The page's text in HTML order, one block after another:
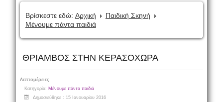
Βρίσκεστε εδώ: Αρχική
Παιδική Σκηνή
Μένουμε πάντα παιδιά
ΘΡΙΑΜΒΟΣ ΣΤΗΝ ΚΕΡΑΣΟΧΩΡΑ
Λεπτομέρειες
Κατηγορία: Μένουμε πάντα παιδιά
Δημοσιεύθηκε : 15 Ιανουαρίου 2016